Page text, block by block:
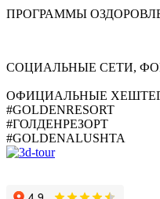
ПРОГРАММЫ
СОЦИАЛЬНЫЕ СЕТИ,
ОФИЦИАЛЬНЫЕ
#GOLDENRESORT
#ГОЛДЕНРЕЗОРТ
#GOLDENALUSHTA